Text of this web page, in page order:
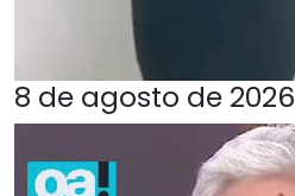
8 de agosto de 2026